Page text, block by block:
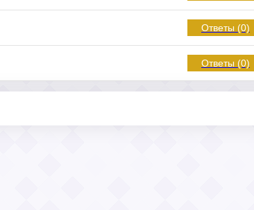
Ответы (0)
Ответы (0)